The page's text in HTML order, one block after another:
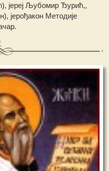
јереј Љубомир Ђурић,,
јерођакон Методије